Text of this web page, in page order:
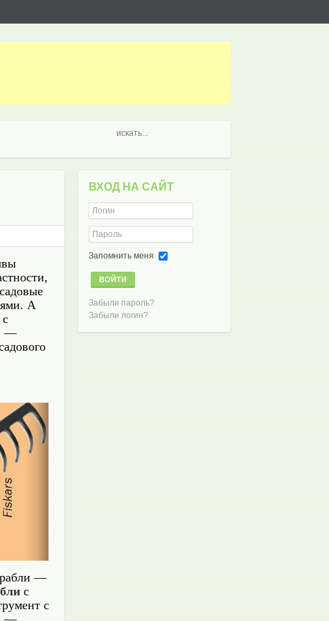
А
—
—
с
с
ВХОД НА САЙТ
Запомнить меня
ВОЙТИ
Забыли пароль?
Забыли логин?